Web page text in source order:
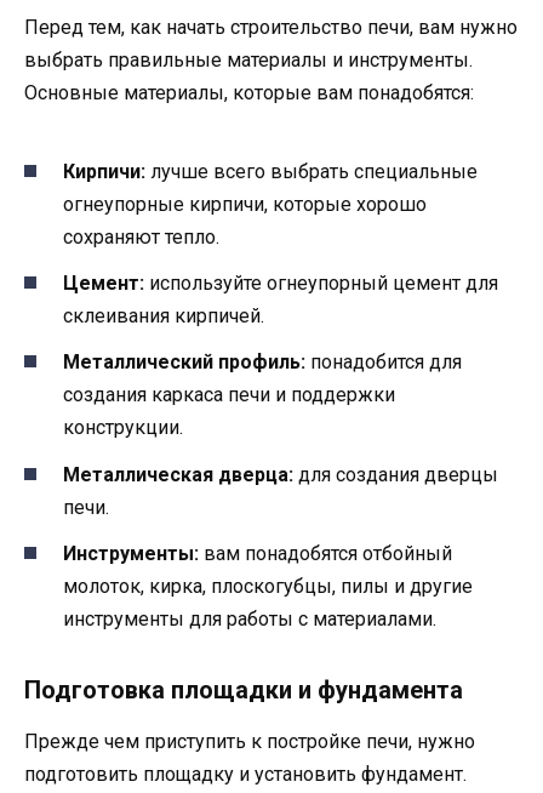
Перед тем, как начать строительство печи, вам нужно
выбрать правильные материалы и инструменты.
Основные материалы, которые вам понадобятся:
Кирпичи: лучше всего выбрать специальные
огнеупорные кирпичи, которые хорошо
сохраняют тепло.
Цемент: используйте огнеупорный цемент для
склеивания кирпичей.
Металлический профиль: понадобится для
создания каркаса печи и поддержки
конструкции.
Металлическая дверца: для создания дверцы
печи.
Инструменты: вам понадобятся отбойный
молоток, кирка, плоскогубцы, пилы и другие
инструменты для работы с материалами.
Подготовка площадки и фундамента
Прежде чем приступить к постройке печи, нужно
подготовить площадку и установить фундамент.